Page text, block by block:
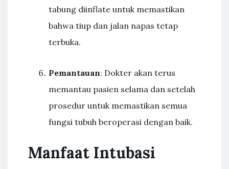
tabung diinflate untuk memastikan
bahwa tiup dan jalan napas tetap
terbuka.
Pemantauan: Dokter akan terus
memantau pasien selama dan setelah
prosedur untuk memastikan semua
fungsi tubuh beroperasi dengan baik.
Manfaat Intubasi